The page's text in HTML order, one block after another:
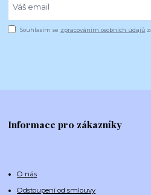
Souhlasím se zpracováním osobních údajů
Informace pro zákazníky
O nás
Odstoupení od smlouvy